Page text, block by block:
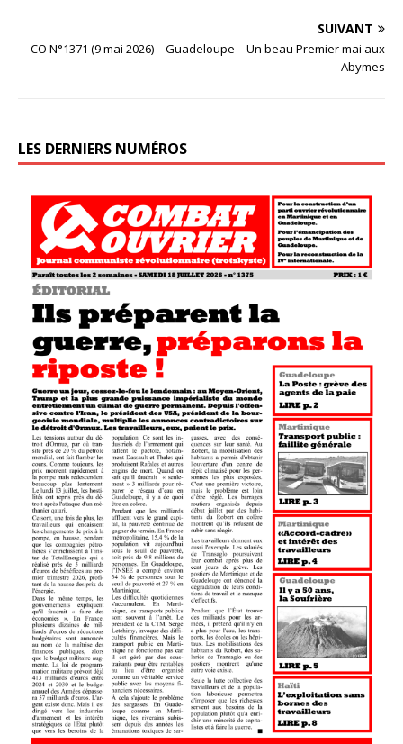
SUIVANT
CO N°1371 (9 mai 2026) – Guadeloupe – Un beau Premier mai aux
Abymes
LES DERNIERS NUMÉROS